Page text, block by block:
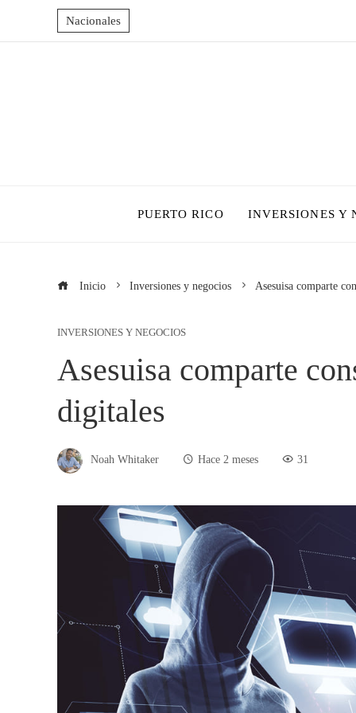
Nacionales
PUERTO RICO INVERSIONES Y
Inicio Inversiones y negocios Asesuisa comparte
INVERSIONES Y NEGOCIOS
Asesuisa comparte
digitales
Noah Whitaker Hace 2 meses 31